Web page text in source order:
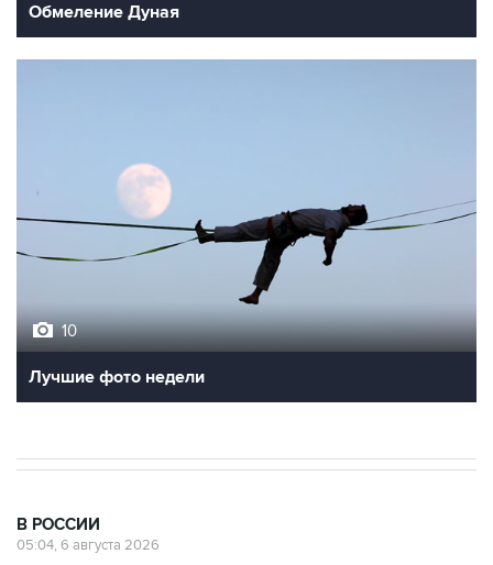
Обмеление Дуная
10
Лучшие фото недели
В РОССИИ
05:04, 6 августа 2026